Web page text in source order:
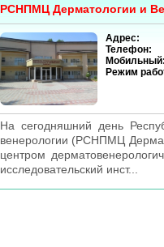
РСНПМЦ Дерматологии и
Адрес:
Телефон:
Мобильный:
Режим
На сегодняшний день
венерологии (РСНПМЦ
центром
исследовательский инст...